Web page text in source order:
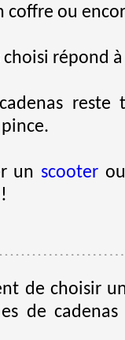
coffre ou
répond
un scooter
!
de choisir
de